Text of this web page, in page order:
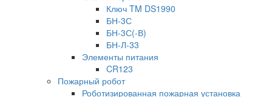
Ключ TM DS1990
БН-3С
БН-3С(-В)
БН-Л-33
Элементы питания
CR123
Пожарный робот
Роботизированная пожарная установка